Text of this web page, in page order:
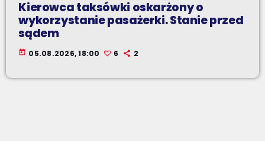
Kierowca taksówki oskarżony o
wykorzystanie pasażerki. Stanie przed
sądem
today 05.08.2026, 18:00 6 2